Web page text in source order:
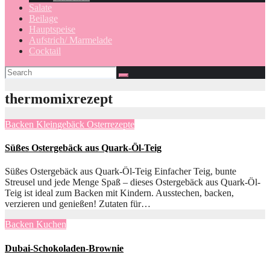
Salate
Beilage
Hauptspeise
Aufstrich/ Marmelade
Cocktail
thermomixrezept
Backen Kleingebäck Osterrezepte
Süßes Ostergebäck aus Quark-Öl-Teig
Süßes Ostergebäck aus Quark-Öl-Teig Einfacher Teig, bunte
Streusel und jede Menge Spaß – dieses Ostergebäck aus Quark-Öl-
Teig ist ideal zum Backen mit Kindern. Ausstechen, backen,
verzieren und genießen! Zutaten für…
Backen Kuchen
Dubai-Schokoladen-Brownie